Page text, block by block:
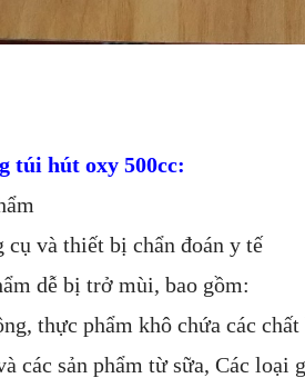
túi hút oxy 500cc:
cụ và thiết bị chẩn đoán y tế
dễ bị trở mùi, bao gồm:
thực phẩm khô chứa các
các sản phẩm từ sữa, Các